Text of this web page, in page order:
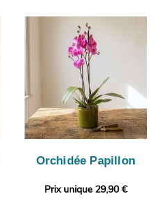
Orchidée Papillon
Prix unique 29,90 €